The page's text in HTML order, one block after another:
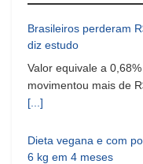
Brasileiros perderam
diz estudo
Valor equivale a
movimentou mais de
[...]
Dieta vegana e com
6 kg em 4 meses